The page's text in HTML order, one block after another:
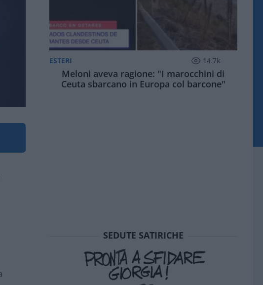
ESTERI 14.7k
Meloni aveva ragione: "I marocchini di
Ceuta sbarcano in Europa col barcone"
SEDUTE SATIRICHE